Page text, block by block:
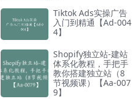
Tiktok Ads实操广告
入门到精通【Ad-004
4】
Shopify独立站-建站
体系化教程，手把手
教你搭建独立站（8
节视频课）【Aa-007
9】